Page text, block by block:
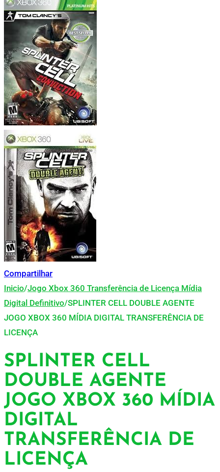
Compartilhar
Inicio/Jogo Xbox 360 Transferência de Licença Mídia
Digital Definitivo/SPLINTER CELL DOUBLE AGENTE
JOGO XBOX 360 MÍDIA DIGITAL TRANSFERÊNCIA DE
LICENÇA
SPLINTER CELL
DOUBLE AGENTE
JOGO XBOX 360 MÍDIA
DIGITAL
TRANSFERÊNCIA DE
LICENÇA